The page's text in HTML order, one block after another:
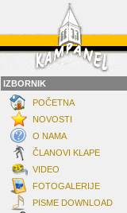
IZBORNIK
POČETNA
NOVOSTI
O NAMA
ČLANOVI KLAPE
VIDEO
FOTOGALERIJE
PISME DOWNLOAD